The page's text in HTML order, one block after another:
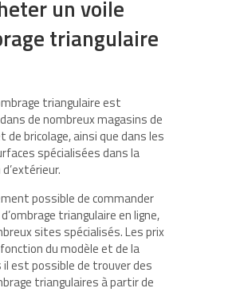
un voile
triangulaire
triangulaire est
de nombreux magasins de
de bricolage, ainsi que dans les
spécialisées dans la
possible de commander
triangulaire en ligne,
sites spécialisés. Les prix
du modèle et de la
il est possible de trouver des
triangulaires à partir de